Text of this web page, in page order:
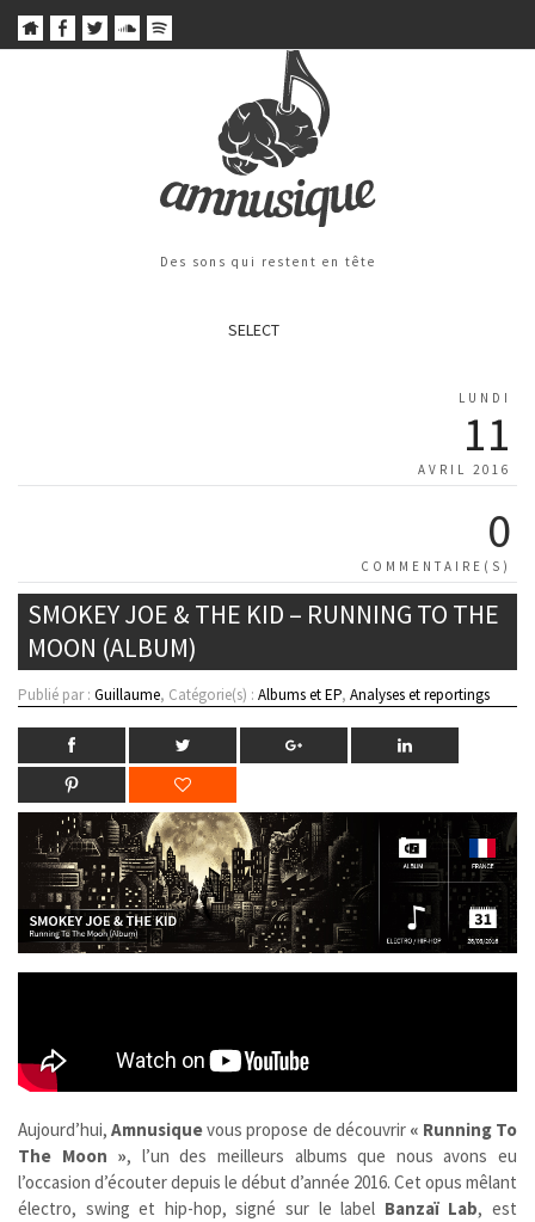
Des sons qui restent en tête
SELECT
LUNDI
11
AVRIL 2016
0
COMMENTAIRE(S)
SMOKEY JOE & THE KID – RUNNING TO THE
MOON (ALBUM)
Publié par : Guillaume, Catégorie(s) : Albums et EP, Analyses et reportings
Aujourd’hui,Amnusiquevous propose de découvrir « Running To
The Moon », l’un des meilleurs albums que nous avons eu
l’occasion d’écouter depuis le début d’année 2016. Cet opus mêlant
électro, swing et hip-hop, signé sur le label Banzaï Lab, est